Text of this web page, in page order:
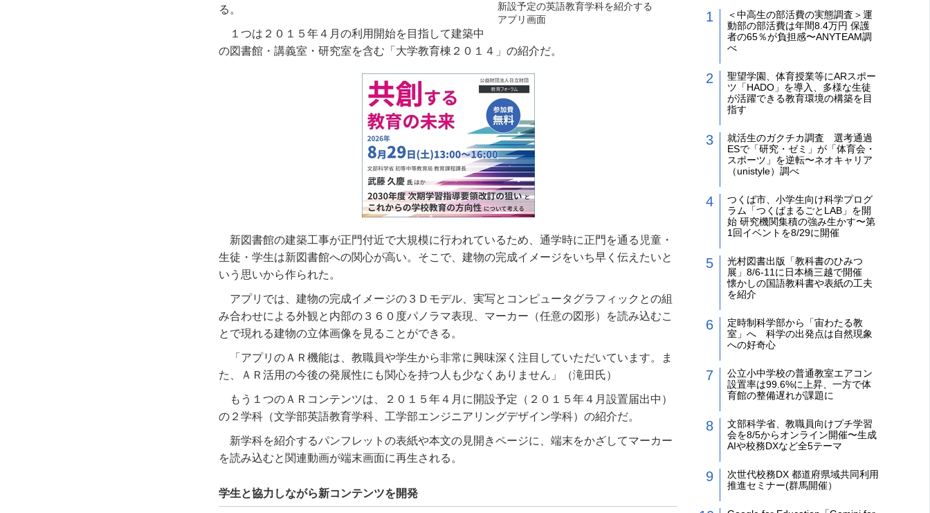
新設予定の英語教育学科を紹介する
アプリ画面
る。
１つは２０１５年４月の利用開始を目指して建築中
の図書館・講義室・研究室を含む「大学教育棟２０１４」の紹介だ。
新図書館の建築工事が正門付近で大規模に行われているため、通学時に正門を通る児童・
生徒・学生は新図書館への関心が高い。そこで、建物の完成イメージをいち早く伝えたいと
いう思いから作られた。
アプリでは、建物の完成イメージの３Ｄモデル、実写とコンピュータグラフィックとの組
み合わせによる外観と内部の３６０度パノラマ表現、マーカー（任意の図形）を読み込むこ
とで現れる建物の立体画像を見ることができる。
「アプリのＡＲ機能は、教職員や学生から非常に興味深く注目していただいています。ま
た、ＡＲ活用の今後の発展性にも関心を持つ人も少なくありません」（滝田氏）
もう１つのＡＲコンテンツは、２０１５年４月に開設予定（２０１５年４月設置届出中）
の２学科（文学部英語教育学科、工学部エンジニアリングデザイン学科）の紹介だ。
新学科を紹介するパンフレットの表紙や本文の見開きページに、端末をかざしてマーカー
を読み込むと関連動画が端末画面に再生される。
学生と協力しながら新コンテンツを開発
＜中高生の部活費の実態調査＞運
動部の部活費は年間8.4万円 保護
者の65％が負担感〜ANYTEAM調
べ
聖望学園、体育授業等にARスポー
ツ「HADO」を導入、多様な生徒
が活躍できる教育環境の構築を目
指す
就活生のガクチカ調査 選考通過
ESで「研究・ゼミ」が「体育会・
スポーツ」を逆転〜ネオキャリア
（unistyle）調べ
つくば市、小学生向け科学プログ
ラム「つくばまるごとLAB」を開
始 研究機関集積の強み生かす〜第
1回イベントを8/29に開催
光村図書出版「教科書のひみつ
展」8/6-11に日本橋三越で開催
懐かしの国語教科書や表紙の工夫
を紹介
定時制科学部から「宙わたる教
室」へ 科学の出発点は自然現象
への好奇心
公立小中学校の普通教室エアコン
設置率は99.6%に上昇、一方で体
育館の整備遅れが課題に
文部科学省、教職員向けプチ学習
会を8/5からオンライン開催〜生成
AIや校務DXなど全5テーマ
次世代校務DX 都道府県域共同利用
推進セミナー(群馬開催）